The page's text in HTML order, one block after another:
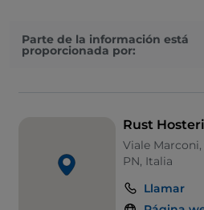
Parte de la información está
proporcionada por:
Rust
Viale Marconi,
PN, Italia
Llamar